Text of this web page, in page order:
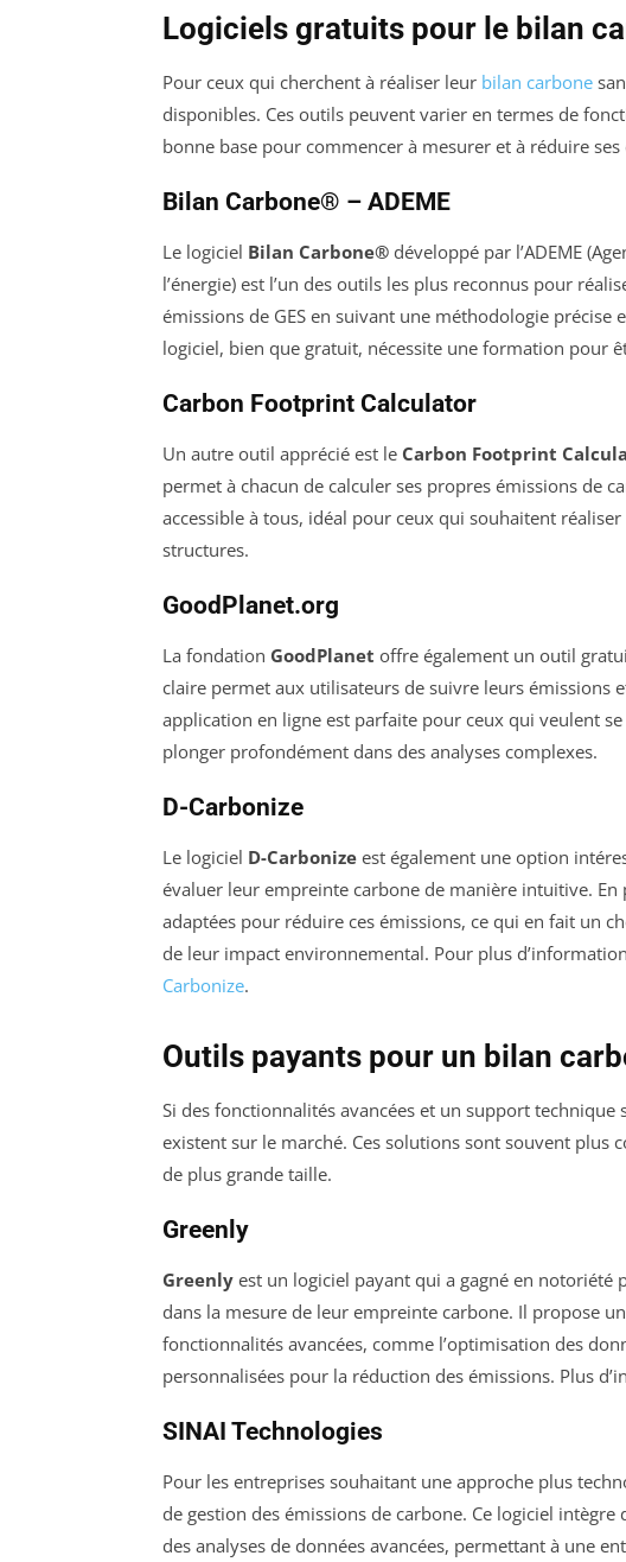
Logiciels gratuits pour le bilan
Pour ceux qui cherchent à réaliser leur bilan carbone
disponibles. Ces outils peuvent varier en termes de
bonne base pour commencer à mesurer et à réduire ses
Bilan Carbone® – ADEME
Le logiciel Bilan Carbone® développé par l’ADEME
l’énergie) est l’un des outils les plus reconnus pour
émissions de GES en suivant une méthodologie
logiciel, bien que gratuit, nécessite une formation pour
Carbon Footprint Calculator
Un autre outil apprécié est le Carbon Footprint
permet à chacun de calculer ses propres émissions de
accessible à tous, idéal pour ceux qui souhaitent
structures.
GoodPlanet.org
La fondation GoodPlanet offre également un outil
claire permet aux utilisateurs de suivre leurs émissions
application en ligne est parfaite pour ceux qui veulent
plonger profondément dans des analyses complexes.
D-Carbonize
Le logiciel D-Carbonize est également une option
évaluer leur empreinte carbone de manière intuitive.
adaptées pour réduire ces émissions, ce qui en fait un
de leur impact environnemental. Pour plus
Carbonize.
Outils payants pour un bilan
Si des fonctionnalités avancées et un support technique
existent sur le marché. Ces solutions sont souvent plus
de plus grande taille.
Greenly
Greenly est un logiciel payant qui a gagné en notoriété
dans la mesure de leur empreinte carbone. Il propose
fonctionnalités avancées, comme l’optimisation des
personnalisées pour la réduction des émissions. Plus
SINAI Technologies
Pour les entreprises souhaitant une approche plus
de gestion des émissions de carbone. Ce logiciel
des analyses de données avancées, permettant à une